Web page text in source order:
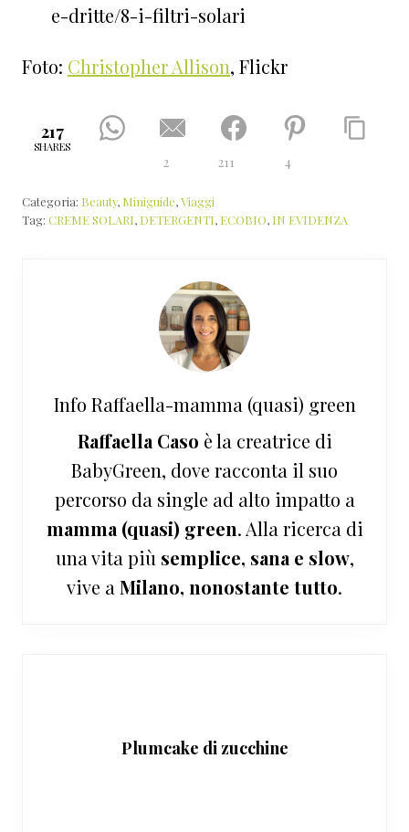
e-dritte/8-i-filtri-solari
Foto: Christopher Allison, Flickr
217
SHARES
2 211 4
Categoria: Beauty, Miniguide,Viaggi
Tag: CREME SOLARI, DETERGENTI, ECOBIO, IN EVIDENZA
Info Raffaella-mamma (quasi) green
Raffaella Caso è la creatrice di
BabyGreen, dove racconta il suo
percorso da single ad alto impatto a
mamma (quasi) green. Alla ricerca di
una vita più semplice, sana e slow,
vive a Milano, nonostante tutto.
Plumcake di zucchine